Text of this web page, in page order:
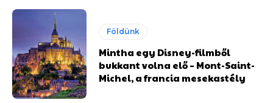
Földünk
Mintha egy Disney-filmből
bukkant volna elő – Mont-Saint-
Michel, a francia mesekastély